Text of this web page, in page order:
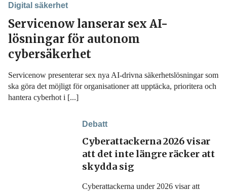
Digital säkerhet
Servicenow lanserar sex AI-
lösningar för autonom
cybersäkerhet
Servicenow presenterar sex nya AI-drivna säkerhetslösningar som
ska göra det möjligt för organisationer att upptäcka, prioritera och
hantera cyberhot i [...]
Debatt
Cyberattackerna 2026 visar
att det inte längre räcker att
skydda sig
Cyberattackerna under 2026 visar att